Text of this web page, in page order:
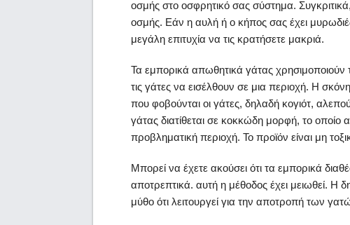
οσμής στο οσφρητικό σας σύστημα.
οσμής. Εάν η αυλή ή ο κήπος σας έχει
μεγάλη επιτυχία να τις κρατήσετε μακριά.
Τα εμπορικά απωθητικά γάτας
τις γάτες να εισέλθουν σε μια περιοχή. Η
που φοβούνται οι γάτες, δηλαδή κογιότ,
γάτας διατίθεται σε κοκκώδη μορφή, το
προβληματική περιοχή. Το προϊόν είναι μη
Μπορεί να έχετε ακούσει ότι τα εμπορικά
αποτρεπτικά. αυτή η μέθοδος έχει μειωθεί.
μύθο ότι λειτουργεί για την αποτροπή των